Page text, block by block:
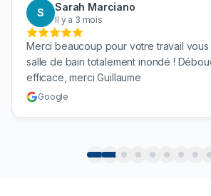
S Sarah Marciano
Il y a 3 mois
Merci beaucoup pour votre travail vous
salle de bain totalement inondé !
efficace, merci Guillaume
Google